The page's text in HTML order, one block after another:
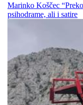
Marinko Koščec
psihodrame, ali i satire